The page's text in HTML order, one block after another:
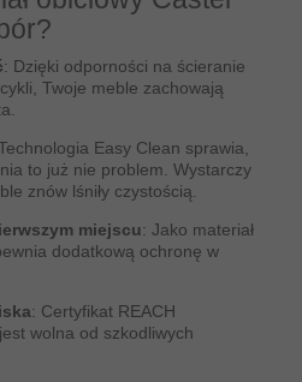
: Dzięki odporności na ścieranie
Twoje meble zachowają
Easy Clean sprawia,
to już nie problem. Wystarczy
znów lśniły czystością.
miejscu: Jako materiał
dodatkową ochronę w
: Certyfikat REACH
wolna od szkodliwych